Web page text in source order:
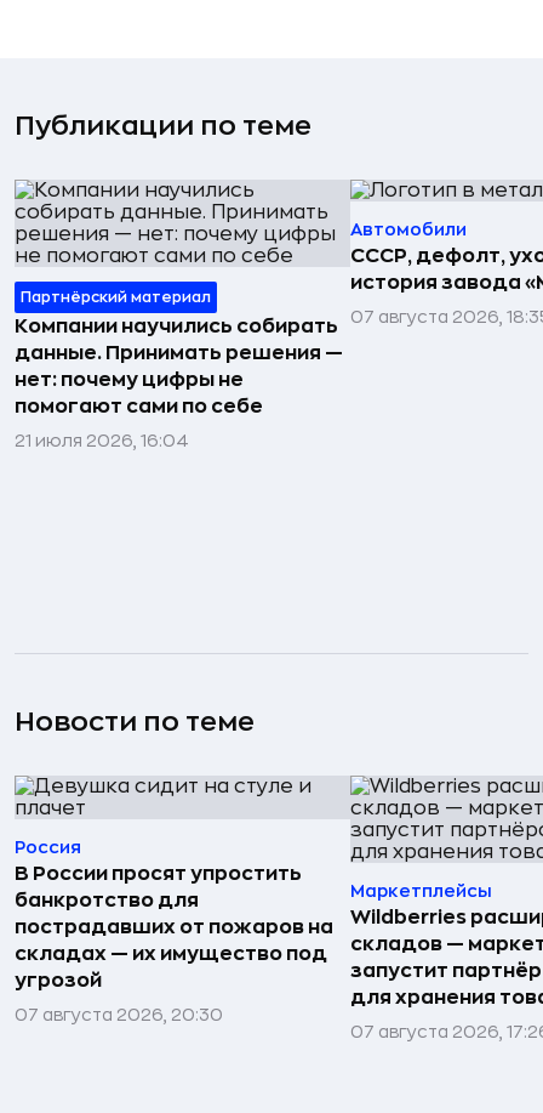
Публикации по теме
Партнёрский материал
Компании научились собирать
данные. Принимать решения —
нет: почему цифры не
помогают сами по себе
21 июля 2026, 16:04
Автомобили
СССР, дефолт,
история завода
07 августа 2026,
Новости по теме
Россия
В России просят упростить
банкротство для
пострадавших от пожаров на
складах — их имущество под
угрозой
07 августа 2026, 20:30
Маркетплейсы
Wildberries
складов —
запустит
для хранения
07 августа 2026,